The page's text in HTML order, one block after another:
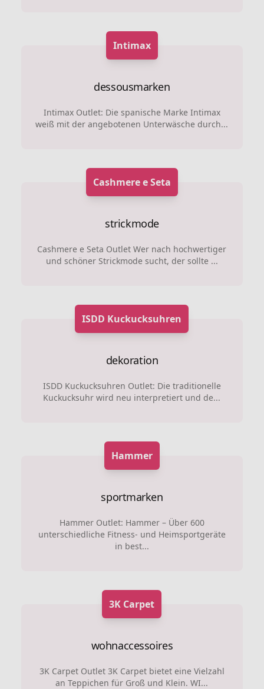
Intimax
dessousmarken
Intimax Outlet: Die spanische Marke Intimax
weiß mit der angebotenen Unterwäsche durch...
Cashmere e Seta
strickmode
Cashmere e Seta Outlet Wer nach hochwertiger
und schöner Strickmode sucht, der sollte ...
ISDD Kuckucksuhren
dekoration
ISDD Kuckucksuhren Outlet: Die traditionelle
Kuckucksuhr wird neu interpretiert und de...
Hammer
sportmarken
Hammer Outlet: Hammer – Über 600
unterschiedliche Fitness- und Heimsportgeräte
in best...
3K Carpet
wohnaccessoires
3K Carpet Outlet 3K Carpet bietet eine Vielzahl
an Teppichen für Groß und Klein. WI...